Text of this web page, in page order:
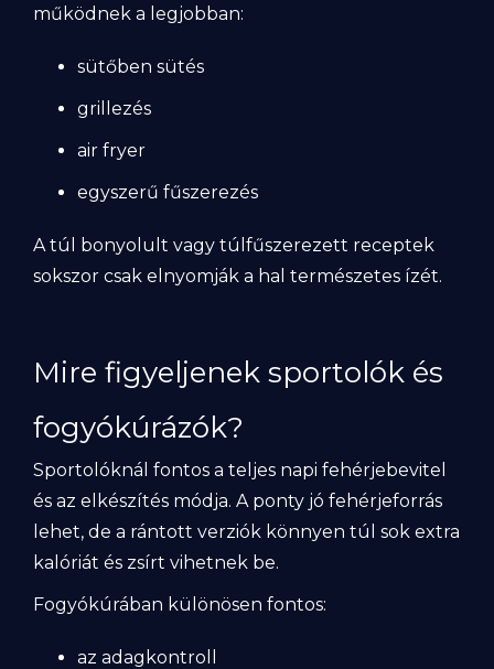
működnek a legjobban:
sütőben sütés
grillezés
air fryer
egyszerű fűszerezés
A túl bonyolult vagy túlfűszerezett receptek
sokszor csak elnyomják a hal természetes ízét.
Mire figyeljenek sportolók és
fogyókúrázók?
Sportolóknál fontos a teljes napi fehérjebevitel
és az elkészítés módja. A ponty jó fehérjeforrás
lehet, de a rántott verziók könnyen túl sok extra
kalóriát és zsírt vihetnek be.
Fogyókúrában különösen fontos:
az adagkontroll